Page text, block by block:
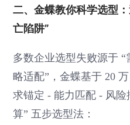
二、金蝶教你科学选型
亡陷阱”
多数企业选型失败源于
略适配”，金蝶基于 20
求锚定 - 能力匹配 - 风
算” 五步选型法：